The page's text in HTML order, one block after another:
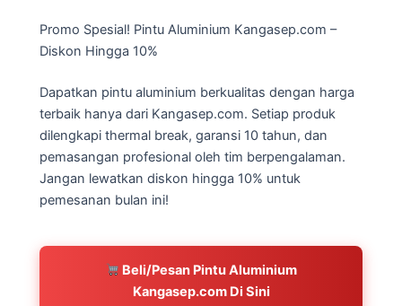
Promo Spesial! Pintu Aluminium Kangasep.com –
Diskon Hingga 10%
Dapatkan pintu aluminium berkualitas dengan harga
terbaik hanya dari Kangasep.com. Setiap produk
dilengkapi thermal break, garansi 10 tahun, dan
pemasangan profesional oleh tim berpengalaman.
Jangan lewatkan diskon hingga 10% untuk
pemesanan bulan ini!
Beli/Pesan Pintu Aluminium
Kangasep.com Di Sini